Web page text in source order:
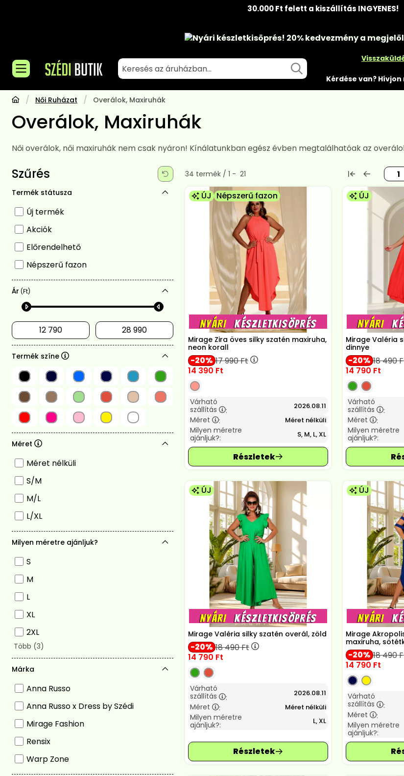
30.000 Ft felett a kiszállítás INGYENES!
Nyári készletkisöprés! 20% kedvezménya
Kérdése van?
Női Ruházat Overálok, Maxiruhák
Overálok, Maxiruhák
Női overálok, női maxiruhák nem csak nyáron! Kínálatunkban egész évben megtalálhatóak az
Szűrés
Termék státusza
Új termék
Akciók
Előrendelhető
Népszerű fazon
Ár (Ft)
Termék színe
Méret
Méret nélküli
S/M
M/L
L/XL
Milyen méretre ajánljuk?
S
M
L
XL
2XL
Márka
Anna Russo
Anna Russo x Dress by Szédi
Mirage Fashion
Rensix
Warp Zone
Összes termék a kategóriában
34 termék 1 21
ÚJ Népszerű fazon
Mirage Zira öves silky szatén maxiruha,
neon korall
20 17 990Ft
14 390 Ft
Várható
szállítás
: 2026.08.11
Méret : Méret nélküli
Milyen méretre
ajánljuk?:
S, M, L, XL
ÚJ
Mirage Valéria
dinnye
20 18 490
14 790 Ft
Várható
szállítás
:
Méret :
Milyen méretre
ajánljuk?:
ÚJ
Mirage Valéria silky szatén overál, zöld
20 18 490Ft
14 790 Ft
Várható
szállítás
: 2026.08.11
Méret : Méret nélküli
Milyen méretre
ajánljuk?:
L, XL
ÚJ
Mirage
maxiruha,
20 18 490
14 790 Ft
Várható
szállítás
:
Méret :
Milyen méretre
ajánljuk?: